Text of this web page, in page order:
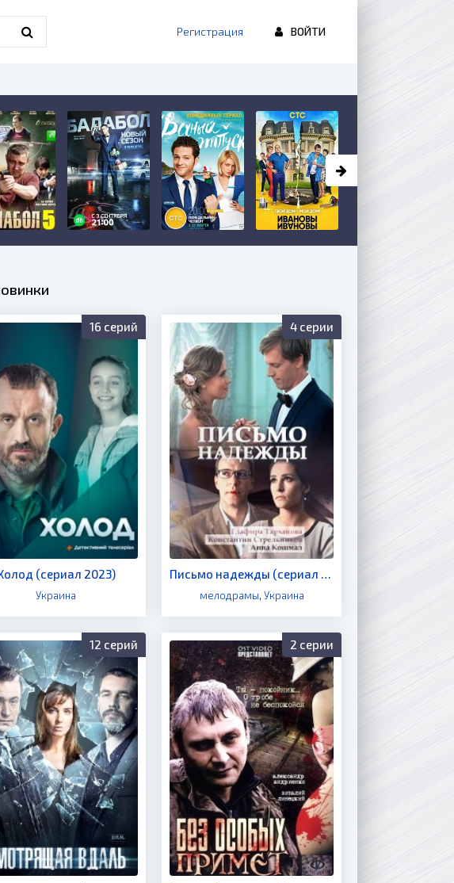
16 серий
(сериал 2023)
Украина
4 серии
мелодрамы, Украина
12 серий 2 серии
Регистрация ВОЙТИ